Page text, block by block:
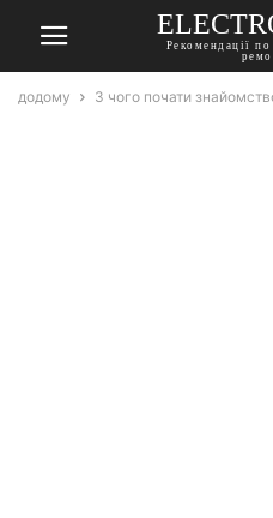
Рекомендації
додому З чого почати